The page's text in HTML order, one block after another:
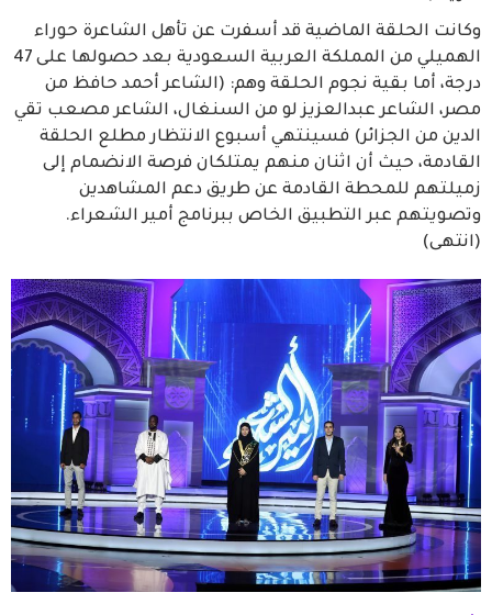
وكانت الحلقة الماضية قد أسفرت عن تأهل الشاعرة حوراء
الهميلي من المملكة العربية السعودية بعد حصولها على 47
درجة، أما بقية نجوم الحلقة وهم: (الشاعر أحمد حافظ من
مصر، الشاعر عبدالعزيز لو من السنغال، الشاعر مصعب تقي
الدين من الجزائر) فسينتهي أسبوع الانتظار مطلع الحلقة
القادمة، حيث أن اثنان منهم يمتلكان فرصة الانضمام إلى
زميلتهم للمحطة القادمة عن طريق دعم المشاهدين
وتصويتهم عبر التطبيق الخاص ببرنامج أمير الشعراء.
(انتهى)